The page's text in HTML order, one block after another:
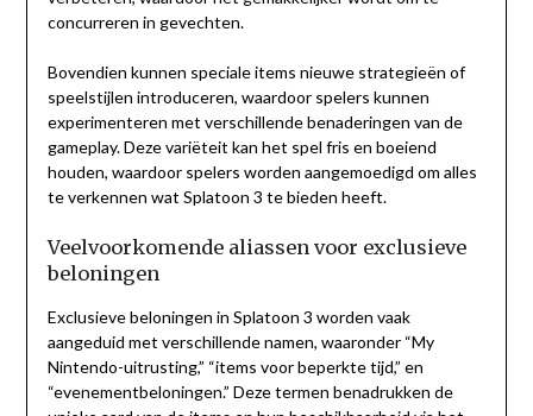
concurreren in gevechten.
Bovendien kunnen speciale items nieuwe strategieën of
speelstijlen introduceren, waardoor spelers kunnen
experimenteren met verschillende benaderingen van de
gameplay. Deze variëteit kan het spel fris en boeiend
houden, waardoor spelers worden aangemoedigd om alles
te verkennen wat Splatoon 3 te bieden heeft.
Veelvoorkomende aliassen voor exclusieve
beloningen
Exclusieve beloningen in Splatoon 3 worden vaak
aangeduid met verschillende namen, waaronder “My
Nintendo-uitrusting,” “items voor beperkte tijd,” en
“evenementbeloningen.” Deze termen benadrukken de